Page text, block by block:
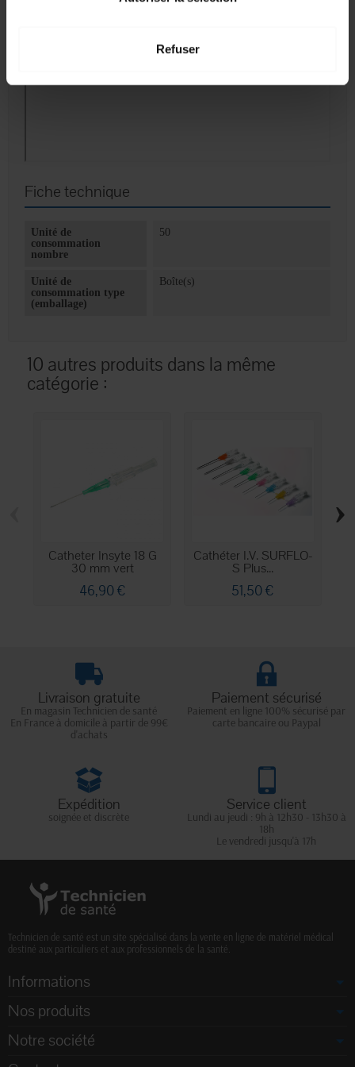
Refuser
Fiche technique
Unité de
consommation
nombre
50
Unité de
consommation type
(emballage)
Boîte(s)
10 autres produits dans la même
catégorie :
Catheter Insyte 18 G
30 mm vert
46,90 €
Cathéter I.V. SURFLO-
S Plus...
51,50 €
›
Livraison gratuite
En magasin Technicien de santé
En France à domicile à partir de 99€
d'achats
Paiement sécurisé
Paiement en ligne 100% sécurisé par
carte bancaire ou Paypal
Expédition
soignée et discrète
Service client
Lundi au jeudi : 9h à 12h30 - 13h30 à
18h
Le vendredi jusqu'à 17h
Technicien de santé est un site spécialisé dans la vente en ligne de matériel médical
destiné aux particuliers et aux professionnels de la santé.
Informations
Nos produits
Notre société